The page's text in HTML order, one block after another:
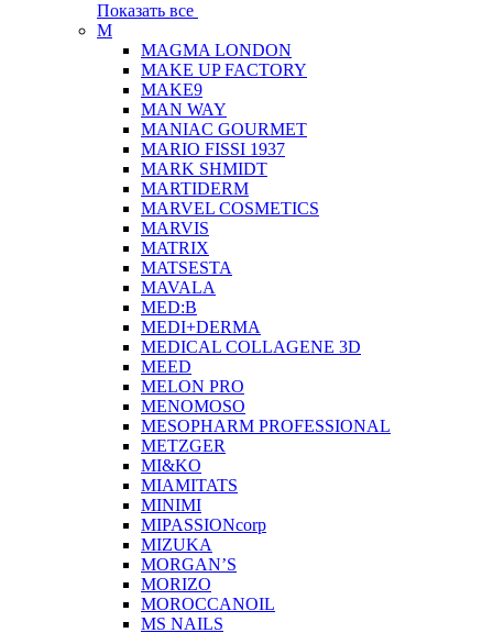
Показать все
M
MAGMA LONDON
MAKE UP FACTORY
MAKE9
MAN WAY
MANIAC GOURMET
MARIO FISSI 1937
MARK SHMIDT
MARTIDERM
MARVEL COSMETICS
MARVIS
MATRIX
MATSESTA
MAVALA
MED:B
MEDI+DERMA
MEDICAL COLLAGENE 3D
MEED
MELON PRO
MENOMOSO
MESOPHARM PROFESSIONAL
METZGER
MI&KO
MIAMITATS
MINIMI
MIPASSIONcorp
MIZUKA
MORGAN’S
MORIZO
MOROCCANOIL
MS NAILS